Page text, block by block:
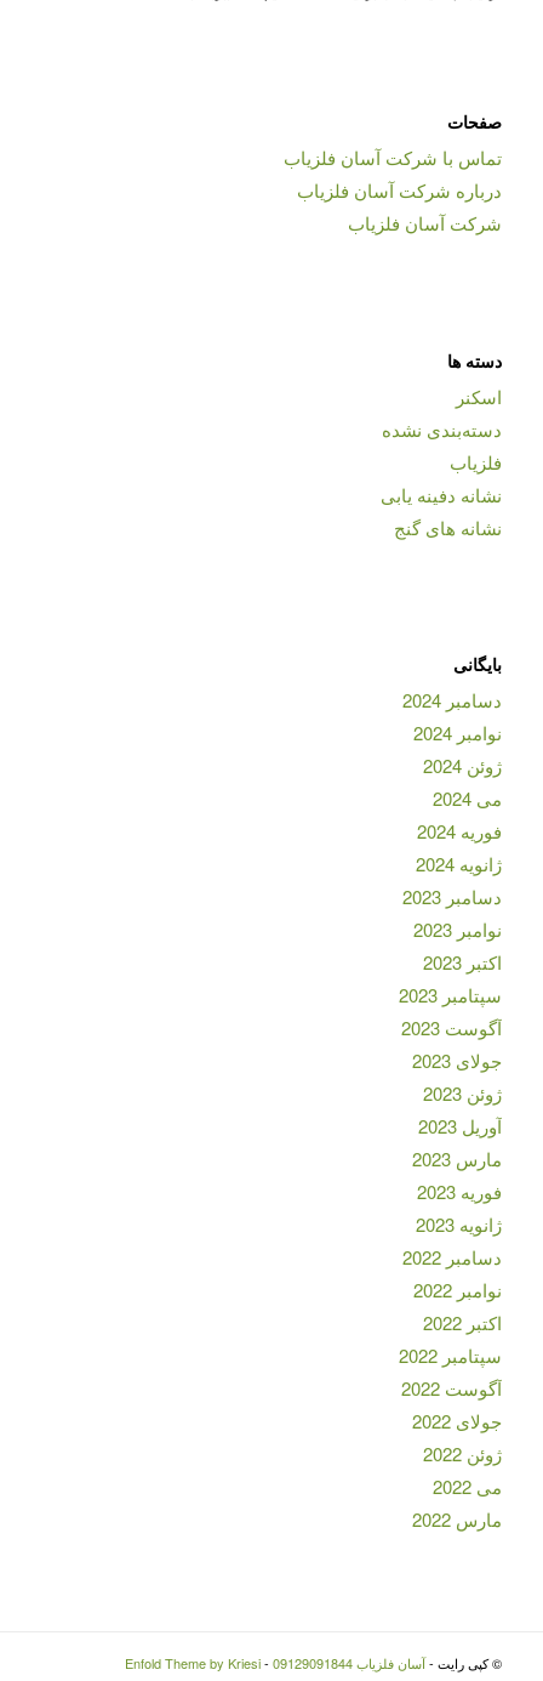
صفحات
تماس با شرکت آسان فلزیاب
درباره شرکت آسان فلزیاب
شرکت آسان فلزیاب
دسته ها
اسکنر
دسته‌بندی نشده
فلزیاب
نشانه دفینه یابی
نشانه های گنج
بایگانی
دسامبر 2024
نوامبر 2024
ژوئن 2024
می 2024
فوریه 2024
ژانویه 2024
دسامبر 2023
نوامبر 2023
اکتبر 2023
سپتامبر 2023
آگوست 2023
جولای 2023
ژوئن 2023
آوریل 2023
مارس 2023
فوریه 2023
ژانویه 2023
دسامبر 2022
نوامبر 2022
اکتبر 2022
سپتامبر 2022
آگوست 2022
جولای 2022
ژوئن 2022
می 2022
مارس 2022
© کپی رایت -آسان فلزیاب 09129091844 -
Enfold Theme by Kriesi